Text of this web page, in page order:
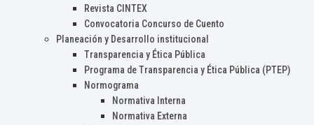
Revista CINTEX
Convocatoria Concurso de Cuento
Planeación y Desarrollo institucional
Transparencia y Ética Pública
Programa de Transparencia y Ética Pública (PTEP)
Normograma
Normativa Interna
Normativa Externa